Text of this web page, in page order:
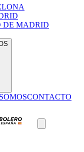
DE MADRID
CONTACTO